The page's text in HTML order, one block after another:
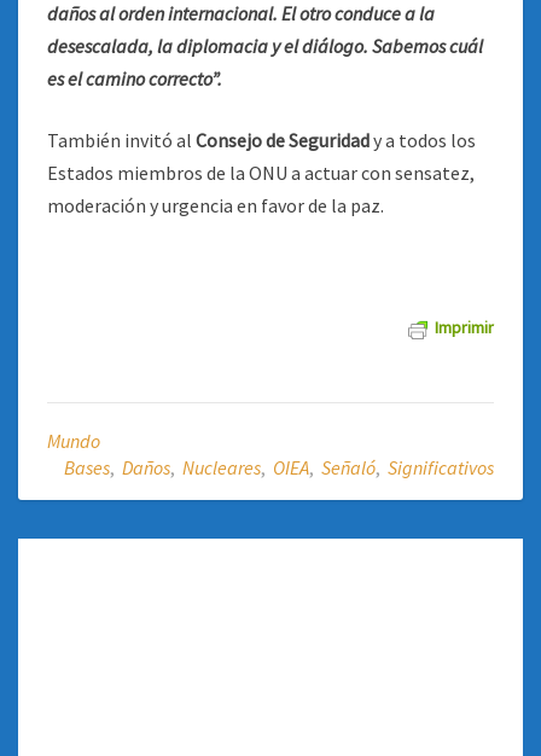
daños al orden internacional. El otro conduce a la
desescalada, la diplomacia y el diálogo. Sabemos cuál
es el camino correcto”.
También invitó al Consejo de Seguridady a todos los
Estados miembros de la ONU a actuar con sensatez,
moderación y urgencia en favor de la paz.
Imprimir
Mundo
Bases, Daños, Nucleares, OIEA, Señaló, Significativos